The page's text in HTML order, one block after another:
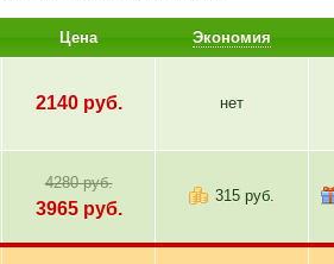
Цена Экономия
2140руб. нет
4280 руб.
3965руб.
315 руб.